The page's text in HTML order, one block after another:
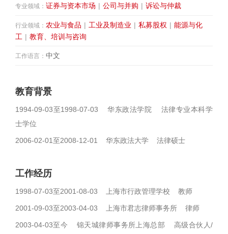
专业领域： 证券与资本市场 | 公司与并购 | 诉讼与仲裁
行业领域： 农业与食品 | 工业及制造业 | 私募股权 | 能源与化
工 | 教育、培训与咨询
工作语言： 中文
教育背景
1994-09-03至1998-07-03 华东政法学院 法律专业本科学
士学位
2006-02-01至2008-12-01 华东政法大学 法律硕士
工作经历
1998-07-03至2001-08-03 上海市行政管理学校 教师
2001-09-03至2003-04-03 上海市君志律师事务所 律师
2003-04-03至今 锦天城律师事务所上海总部 高级合伙人/